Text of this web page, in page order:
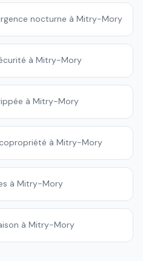
nocturne à Mitry-Mory
à Mitry-Mory
à Mitry-Mory
à Mitry-Mory
à Mitry-Mory
à Mitry-Mory